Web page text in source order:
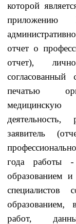
которой
отчет о
отчет),
печатью
заявитель
года работы
образованием
специалистов
образованием,
работ,